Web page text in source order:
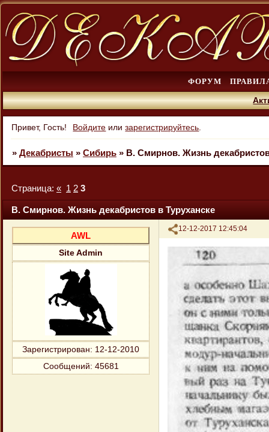
ФОРУМ
Привет, Гость! Войдите илизарегистрируйтесь
» Декабристы » Сибирь » В. Смирнов. Жизнь
В. Смирнов. Жизнь декабристов в Туруханске
Страница: « 1 2 3
Поделиться
12-12-2017 12:45:04
AWL
Site Admin
Зарегистрирован: 12-12-2010
Сообщений: 45681